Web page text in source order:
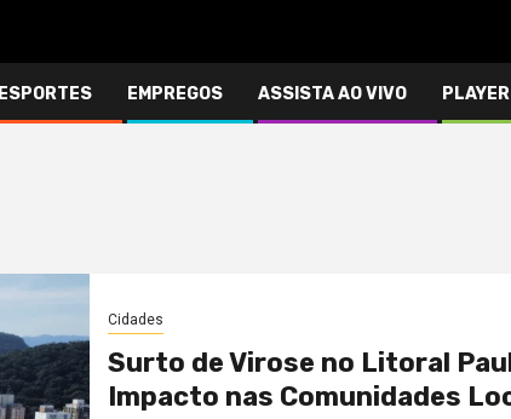
ESPORTES EMPREGOS ASSISTA AO VIVO
Cidades
Surto de Virose no Litoral
Impacto nas Comunidades